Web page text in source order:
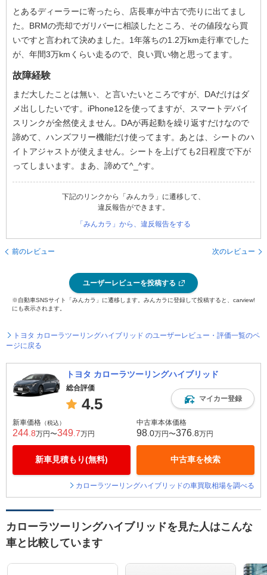
とあるディーラーに寄ったら、店長車が中古で売りに出てまし
た。BRMの売却でガリバーに相談したところ、その値段なら買
いですと言われて決めました。1年落ちの1.2万km走行車でした
が、年間3万kmくらい走るので、良い買い物と思ってます。
故障経験
まだ大したことは無い、と言いたいところですが、DAだけはダ
メ出ししたいです。iPhone12を使ってますが、スマートデバイ
スリンクが全然使えません。DAが再起動を繰り返すだけなので
諦めて、ハンズフリー機能だけ使ってます。あとは、シートのハ
イトアジャストが使えません。シートを上げても2日程度で下が
ってしまいます。まあ、諦めて^_^す。
下記のリンクから「みんカラ」に遷移して、
違反報告ができます。
「みんカラ」から、違反報告をする
前のレビュー 次のレビュー
ユーザーレビューを投稿する
※自動車SNSサイト「みんカラ」に遷移します。みんカラに登録して投稿すると、carview!
にも表示されます。
トヨタ カローラツーリングハイブリッド のユーザーレビュー・評価一覧のペ
ージに戻る
トヨタ カローラツーリングハイブリッド
総合評価
4.5 マイカー登録
新車価格 （税込）
244 .8万円〜349 .7万円
新車見積もり(無料)
中古車本体価格
98 .0万円〜376 .8万円
中古車を検索
カローラツーリングハイブリッドの車買取相場を調べる
カローラツーリングハイブリッドを見た人はこんな
車と比較しています